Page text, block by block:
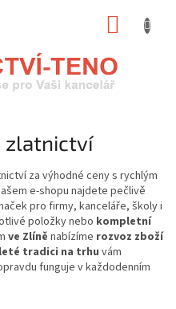
zlatnictví
za výhodné ceny s rychlým
e-shopu najdete pečlivě
pro firmy, kanceláře, školy i
položky nebo kompletní
ve Zlíně nabízíme rozvoz zboží
tradici na trhuvám
funguje v každodenním